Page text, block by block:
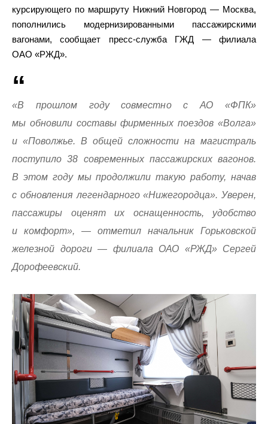
курсирующего по маршруту Нижний Новгород — Москва,
пополнились модернизированными пассажирскими
вагонами, сообщает пресс-служба ГЖД — филиала
ОАО «РЖД».
«В прошлом году совместно с АО «ФПК»
мы обновили составы фирменных поездов «Волга»
и «Поволжье. В общей сложности на магистраль
поступило 38 современных пассажирских вагонов.
В этом году мы продолжили такую работу, начав
с обновления легендарного «Нижегородца». Уверен,
пассажиры оценят их оснащенность, удобство
и комфорт», — отметил начальник Горьковской
железной дороги — филиала ОАО «РЖД» Сергей
Дорофеевский.